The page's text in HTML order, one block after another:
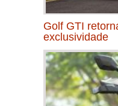
Golf GTI
exclusividade